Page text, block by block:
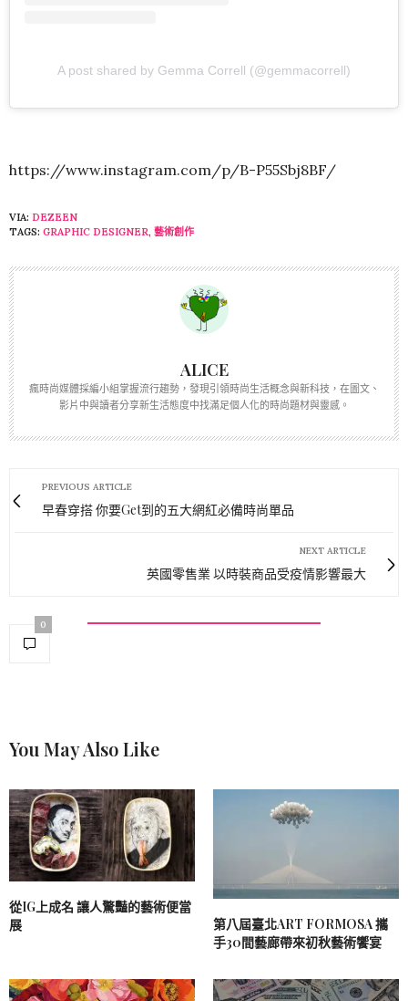
A post shared by Gemma Correll (@gemmacorrell)
https://www.instagram.com/p/B-P55Sbj8BF/
VIA: DEZEEN
TAGS: GRAPHIC DESIGNER, 藝術創作
ALICE
瘋時尚媒體採編小組掌握流行趨勢，發現引領時尚生活概念與新科技，在圖文、
影片中與讀者分享新生活態度中找滿足個人化的時尚題材與靈感。
PREVIOUS ARTICLE
早春穿搭 你要Get到的五大網紅必備時尚單品
NEXT ARTICLE
英國零售業 以時裝商品受疫情影響最大
0
You May Also Like
從IG上成名 讓人驚豔的藝術便當
展
第八屆臺北ART FORMOSA 攜
手30間藝廊帶來初秋藝術饗宴